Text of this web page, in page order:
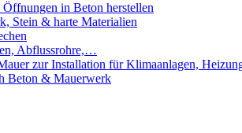
in Beton herstellen
Stein & harte Materialien
Abflussrohre,…
zur Installation für Klimaanlagen,
Beton & Mauerwerk